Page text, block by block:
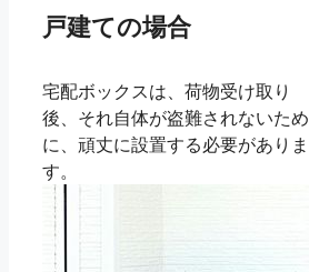
戸建ての場合
宅配ボックスは、荷物受け取り
後、それ自体が盗難されないため
に、頑丈に設置する必要がありま
す。